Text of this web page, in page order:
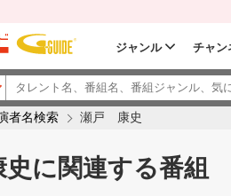
ジャンル チャン
者名検索 瀬戸 康史
に関連する番組